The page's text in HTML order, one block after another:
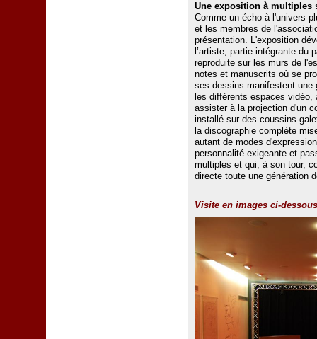
Une exposition à multiples
Comme un écho à l'univers
et les membres de
présentation. L'exposition
l’artiste, partie intégrante du
reproduite sur les murs de
notes et manuscrits où se
ses dessins manifestent une
les différents espaces
assister à la projection d'un
installé sur des coussins-
la discographie complète
autant de modes
personnalité exigeante et
multiples et qui, à son tour,
directe toute une génération
Visite en images ci-